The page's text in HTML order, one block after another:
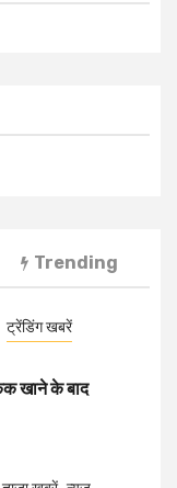
Trending
ट्रेंडिंग खबरें
केक खाने के बाद